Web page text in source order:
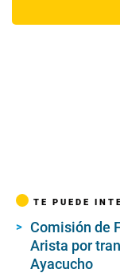
TE PUEDE
Comisión de
Arista por
Ayacucho